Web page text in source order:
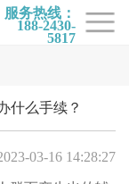
服务热线：
188-2430-
5817
什么手续？
03-16 14:28:27